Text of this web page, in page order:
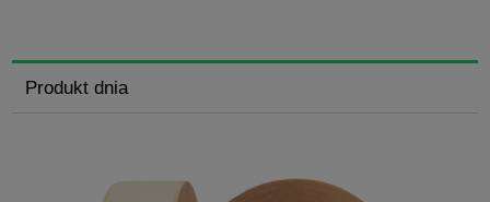
Produkt dnia